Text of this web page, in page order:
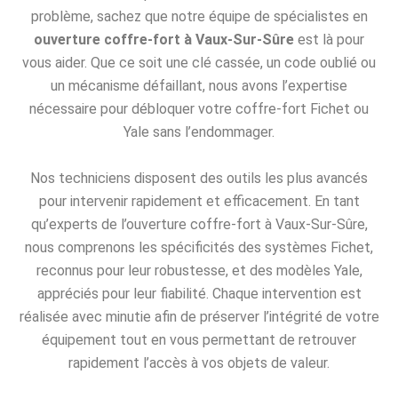
problème, sachez que notre équipe de spécialistes en
ouverture coffre-fort à Vaux-Sur-Sûre est là pour
vous aider. Que ce soit une clé cassée, un code oublié ou
un mécanisme défaillant, nous avons l’expertise
nécessaire pour débloquer votre coffre-fort Fichet ou
Yale sans l’endommager.
Nos techniciens disposent des outils les plus avancés
pour intervenir rapidement et efficacement. En tant
qu’experts de l’ouverture coffre-fort à Vaux-Sur-Sûre,
nous comprenons les spécificités des systèmes Fichet,
reconnus pour leur robustesse, et des modèles Yale,
appréciés pour leur fiabilité. Chaque intervention est
réalisée avec minutie afin de préserver l’intégrité de votre
équipement tout en vous permettant de retrouver
rapidement l’accès à vos objets de valeur.